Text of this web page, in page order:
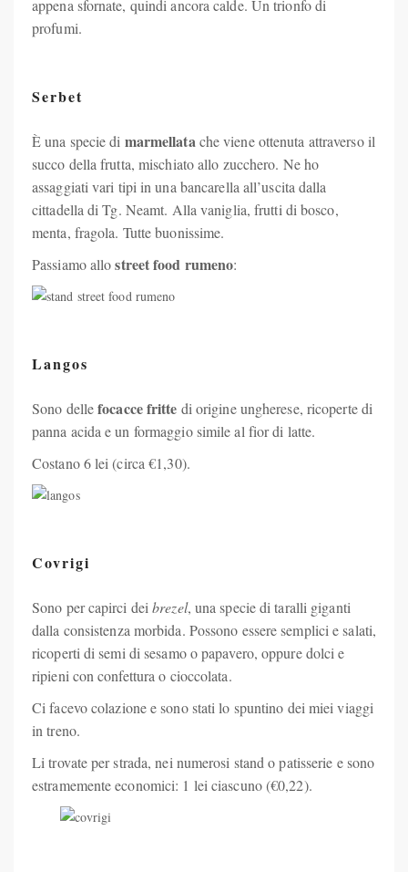
appena sfornate, quindi ancora calde. Un trionfo di
profumi.
Serbet
È una specie di marmellata che viene ottenuta attraverso il
succo della frutta, mischiato allo zucchero. Ne ho
assaggiati vari tipi in una bancarella all’uscita dalla
cittadella di Tg. Neamt. Alla vaniglia, frutti di bosco,
menta, fragola. Tutte buonissime.
Passiamo allostreet food rumeno:
Langos
Sono dellefocacce fritte di origine ungherese, ricoperte di
panna acida e un formaggio simile al fior di latte.
Costano 6 lei (circa €1,30).
Covrigi
Sono per capirci deibrezel, una specie di taralli giganti
dalla consistenza morbida. Possono essere semplici e salati,
ricoperti di semi di sesamo o papavero, oppure dolci e
ripieni con confettura o cioccolata.
Ci facevo colazione e sono stati lo spuntino dei miei viaggi
in treno.
Li trovate per strada, nei numerosi stand o patisserie e sono
estramemente economici: 1 lei ciascuno (€0,22).